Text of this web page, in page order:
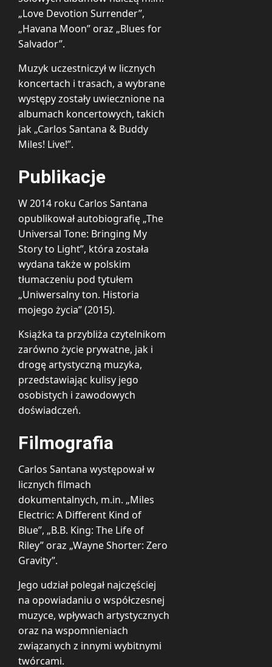
„Love Devotion Surrender”,
„Havana Moon” oraz „Blues for
Salvador”.
Muzyk uczestniczył w licznych
koncertach i trasach, a wybrane
występy zostały uwiecznione na
albumach koncertowych, takich
jak „Carlos Santana & Buddy
Miles! Live!”.
Publikacje
W 2014 roku Carlos Santana
opublikował autobiografię „The
Universal Tone: Bringing My
Story to Light”, która została
wydana także w polskim
tłumaczeniu pod tytułem
„Uniwersalny ton. Historia
mojego życia” (2015).
Książka ta przybliża czytelnikom
zarówno życie prywatne, jak i
drogę artystyczną muzyka,
przedstawiając kulisy jego
osobistych i zawodowych
doświadczeń.
Filmografia
Carlos Santana występował w
licznych filmach
dokumentalnych, m.in. „Miles
Electric: A Different Kind of
Blue”, „B.B. King: The Life of
Riley” oraz „Wayne Shorter: Zero
Gravity”.
Jego udział polegał najczęściej
na opowiadaniu o współczesnej
muzyce, wpływach artystycznych
oraz na wspomnieniach
związanych z innymi wybitnymi
twórcami.